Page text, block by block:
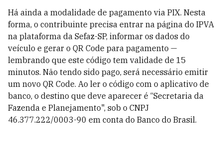
Há ainda a modalidade de pagamento via PIX. Nesta
forma, o contribuinte precisa entrar na página do IPVA
na plataforma da Sefaz-SP, informar os dados do
veículo e gerar o QR Code para pagamento —
lembrando que este código tem validade de 15
minutos. Não tendo sido pago, será necessário emitir
um novo QR Code. Ao ler o código com o aplicativo de
banco, o destino que deve aparecer é “Secretaria da
Fazenda e Planejamento", sob o CNPJ
46.377.222/0003-90 em conta do Banco do Brasil.